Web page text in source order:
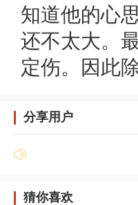
知道他的心
还不太大。
定伤。因此
分享用户
猜你喜欢